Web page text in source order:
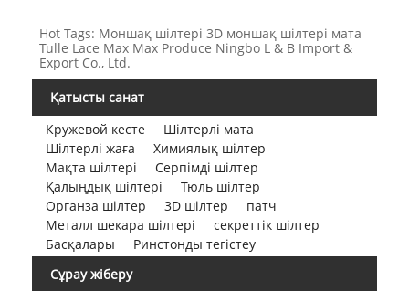
Hot Tags: Моншақ шілтері 3D моншақ шілтері мата
Tulle Lace Max Max Produce Ningbo L & B Import &
Export Co., Ltd.
Қатысты санат
Кружевой кесте
Шілтерлі мата
Шілтерлі жаға
Химиялық шілтер
Мақта шілтері
Серпімді шілтер
Қалыңдық шілтері
Тюль шілтер
Органза шілтер
3D шілтер
патч
Металл шекара шілтері
секреттік шілтер
Басқалары
Ринстонды тегістеу
Сұрау жіберу